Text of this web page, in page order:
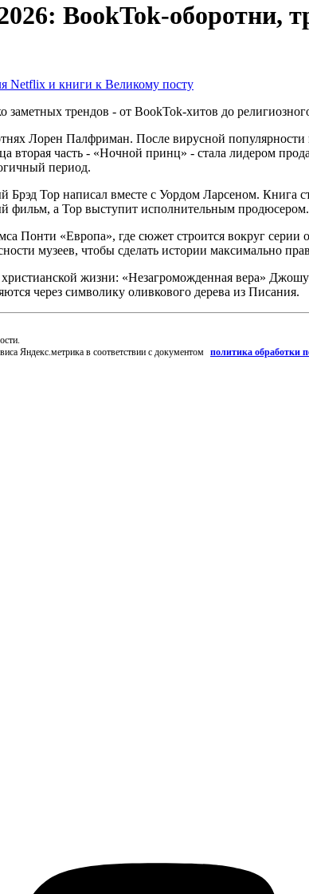
BookTok-оборотни,
заметных трендов - от BookTok-хитов до
Лорен Палфриман. После вирусной
вторая часть - «Ночной принц» - стала лидером
период.
Тор написал вместе с Уордом Ларсеном. Книга
фильм, а Тор выступит исполнительным продюсером.
Понти «Европа», где сюжет строится вокруг
музеев, чтобы сделать истории максимально
жизни: «Незагроможденная вера»
через символику оливкового дерева из Писания.
Яндекс.метрика в соответствии с документом политика обработки